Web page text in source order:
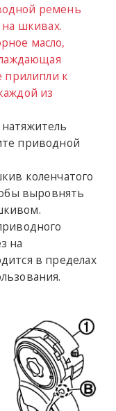
ремень
шкивах.
масло,
прилипли к
из
приводной
коленчатого
выровнять
на
в пределах